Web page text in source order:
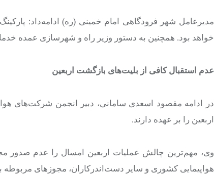
خواهد بود. همچنین به دستور وزیر راه و شهرسازی عمده
عدم استقبال کافی از بلیت‌های بازگشت اربعین
اربعین را بر عهده دارند.
وی، مهم‌ترین چالش عملیات اربعین امسال را عدم صدور
هواپیمایی کشوری و سایر دست‌اندرکاران، مجوزهای مربوطه برای ۲۰ روز ایام اربعین برای پرواز این هواپیماها